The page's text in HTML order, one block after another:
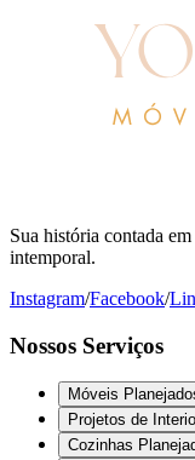
Sua história contada
intemporal.
Instagram/Facebook/
Nossos Serviços
Móveis
Projetos de
Cozinhas